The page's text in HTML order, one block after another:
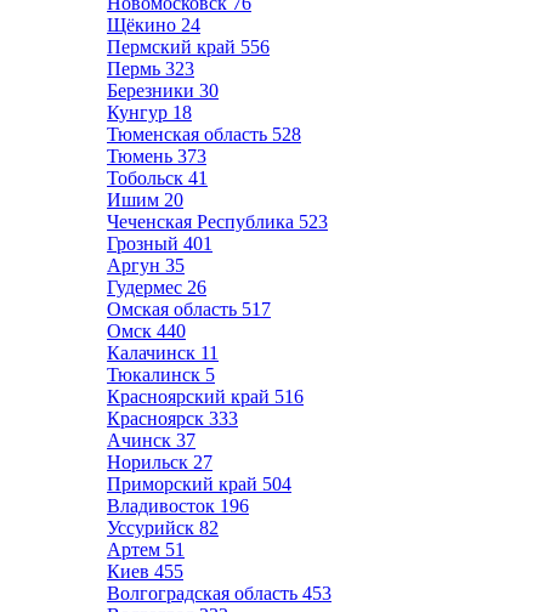
Щёкино 24
Пермский край 556
Пермь 323
Березники 30
Кунгур 18
Тюменская область 528
Тюмень 373
Тобольск 41
Ишим 20
Чеченская Республика 523
Грозный 401
Аргун 35
Гудермес 26
Омская область 517
Омск 440
Калачинск 11
Тюкалинск 5
Красноярский край 516
Красноярск 333
Ачинск 37
Норильск 27
Приморский край 504
Владивосток 196
Уссурийск 82
Артем 51
Киев 455
Волгоградская область 453